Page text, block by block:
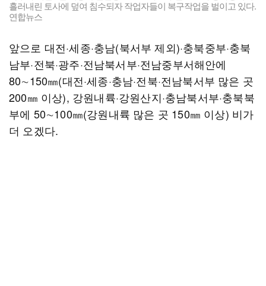
흘러내린 토사에 덮여 침수되자 작업자들이 복구작업을 벌이고 있다.
연합뉴스
앞으로 대전·세종·충남(북서부 제외)·충북중부·충북
남부·전북·광주·전남북서부·전남중부서해안에
80∼150㎜(대전·세종·충남·전북·전남북서부 많은 곳
200㎜ 이상), 강원내륙·강원산지·충남북서부·충북북
부에 50∼100㎜(강원내륙 많은 곳 150㎜ 이상) 비가
더 오겠다.